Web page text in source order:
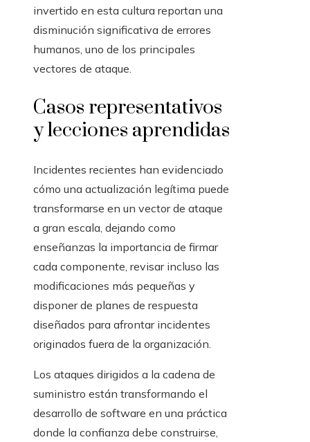
invertido en esta cultura reportan una
disminución significativa de errores
humanos, uno de los principales
vectores de ataque.
Casos representativos
y lecciones aprendidas
Incidentes recientes han evidenciado
cómo una actualización legítima puede
transformarse en un vector de ataque
a gran escala, dejando como
enseñanzas la importancia de firmar
cada componente, revisar incluso las
modificaciones más pequeñas y
disponer de planes de respuesta
diseñados para afrontar incidentes
originados fuera de la organización.
Los ataques dirigidos a la cadena de
suministro están transformando el
desarrollo de software en una práctica
donde la confianza debe construirse,